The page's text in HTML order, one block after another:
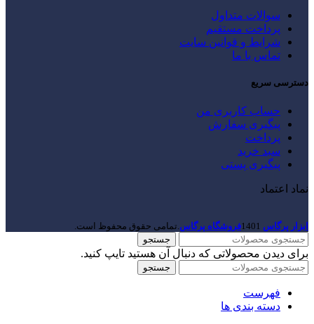
سوالات متداول
پرداخت مستقیم
شرایط و قوانین سایت
تماس با ما
دسترسی سریع
حساب کاربری من
پیگیری سفارش
پرداخت
سبد خرید
پیگیری پستی
نماد اعتماد
ابزار پرگاس 1401فروشگاه پرگاس.تمامی حقوق محفوظ است.
جستجو
برای دیدن محصولاتی که دنبال آن هستید تایپ کنید.
جستجو
فهرست
دسته بندی ها